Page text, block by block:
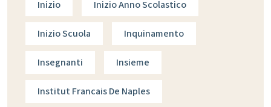
Inizio Inizio Anno Scolastico
Inizio Scuola Inquinamento
Insegnanti Insieme
Institut Francais De Naples